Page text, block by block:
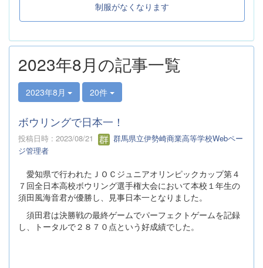
制服がなくなります
2023年8月の記事一覧
2023年8月 20件
ボウリングで日本一！
投稿日時 : 2023/08/21
群馬県立伊勢崎商業高等学校Webペー
ジ管理者
愛知県で行われたＪＯＣジュニアオリンピックカップ第４
７回全日本高校ボウリング選手権大会において本校１年生の
須田風海音君が優勝し、見事日本一となりました。
須田君は決勝戦の最終ゲームでパーフェクトゲームを記録
し、トータルで２８７０点という好成績でした。